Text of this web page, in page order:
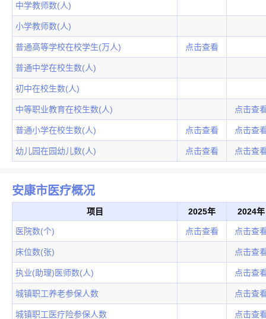
中学教师数(人)
小学教师数(人)
普通高等学校在校学生(万人) 点击查看
普通中学在校生数(人)
初中在校生数(人)
中等职业教育在校生数(人) 点击查
普通小学在校生数(人) 点击查看 点击查
幼儿园在园幼儿数(人) 点击查看 点击查
安康市医疗概况
项目 2025年 2024年
医院数(个) 点击查看 点击查
床位数(张) 点击查
执业(助理)医师数(人) 点击查
城镇职工养老参保人数 点击查
城镇职工医疗险参保人数 点击查